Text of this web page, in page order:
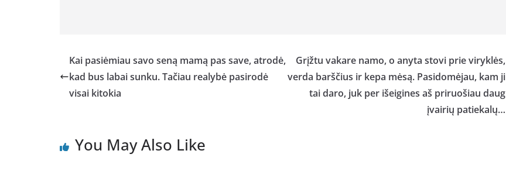
Kai pasiėmiau savo seną mamą pas save, atrodė,
kad bus labai sunku. Tačiau realybė pasirodė
visai kitokia
Grįžtu vakare namo, o anyta stovi prie viryklės,
verda barščius ir kepa mėsą. Pasidomėjau, kam ji
tai daro, juk per išeigines aš priruošiau daug
įvairių patiekalų…
You May Also Like